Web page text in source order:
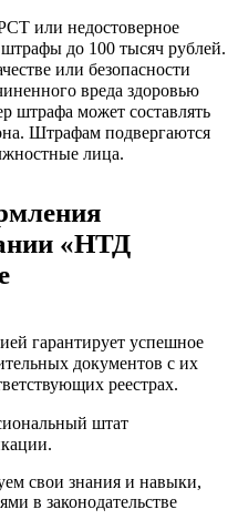
или недостоверное
до 100 тысяч рублей.
или безопасности
вреда здоровью
штрафа может составлять
Штрафам подвергаются
лица.
«НТД
гарантирует успешное
документов с их
реестрах.
штат
свои знания и навыки,
в законодательстве